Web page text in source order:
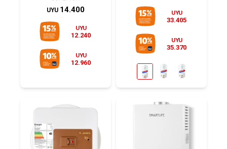
UYU 14.400
UYU
12.240
UYU
12.960
UYU
33.405
UYU
35.370